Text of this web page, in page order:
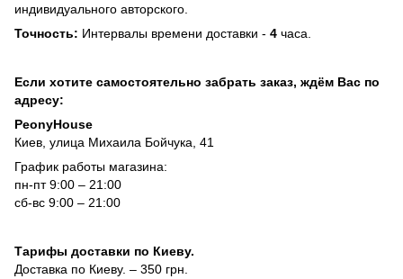
индивидуального авторского.
Точность: Интервалы времени доставки - 4 часа.
Если хотите самостоятельно забрать заказ, ждём Вас по
адресу:
PeonyHouse
Киев, улица Михаила Бойчука, 41
График работы магазина:
пн-пт 9:00 – 21:00
сб-вс 9:00 – 21:00
Тарифы доставки по Киеву.
Доставка по Киеву. – 350 грн.